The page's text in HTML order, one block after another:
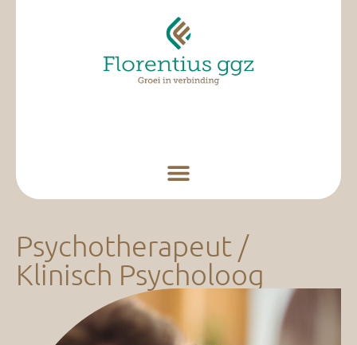
Psychotherapeut /
Klinisch Psycholoog